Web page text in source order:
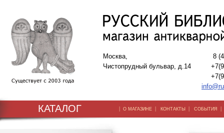
Москва,
Чистопрудный бульвар, д.14
8
КАТАЛОГ | О МАГАЗИНЕ | КОНТАКТЫ | СОБЫТИЯ